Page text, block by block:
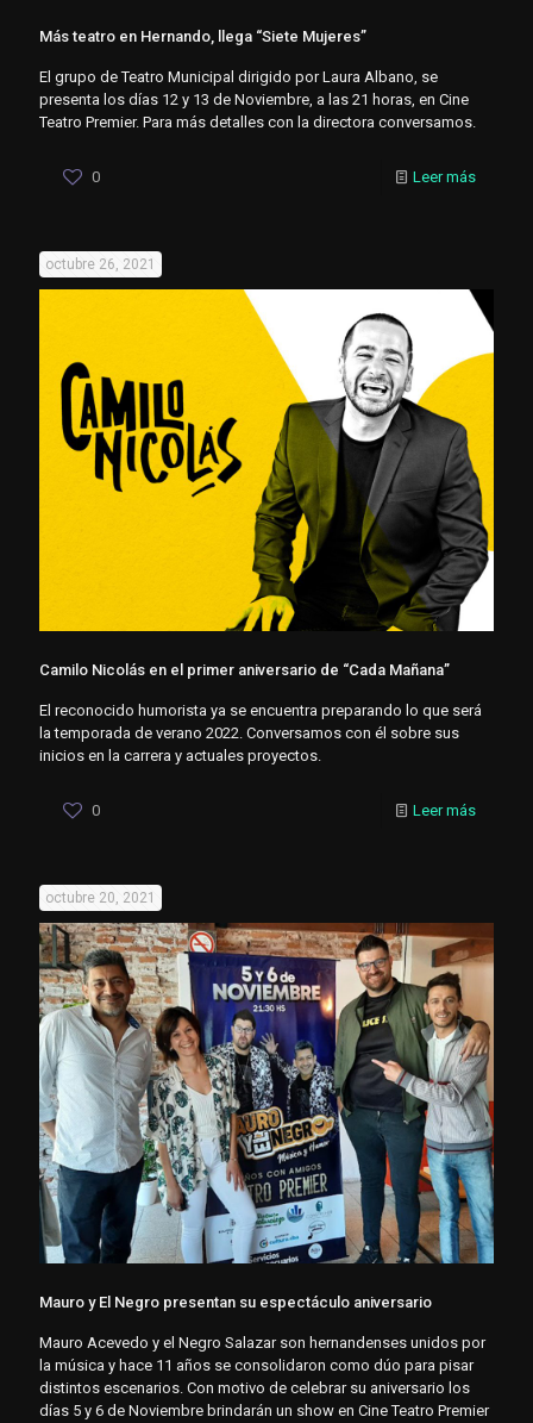
Más teatro en Hernando, llega “Siete Mujeres”
El grupo de Teatro Municipal dirigido por Laura Albano, se
presenta los días 12 y 13 de Noviembre, a las 21 horas, en Cine
Teatro Premier. Para más detalles con la directora conversamos.
0 Leer más
octubre 26, 2021
Camilo Nicolás en el primer aniversario de “Cada Mañana”
El reconocido humorista ya se encuentra preparando lo que será
la temporada de verano 2022. Conversamos con él sobre sus
inicios en la carrera y actuales proyectos.
0 Leer más
octubre 20, 2021
Mauro y El Negro presentan su espectáculo aniversario
Mauro Acevedo y el Negro Salazar son hernandenses unidos por
la música y hace 11 años se consolidaron como dúo para pisar
distintos escenarios. Con motivo de celebrar su aniversario los
días 5 y 6 de Noviembre brindarán un show en Cine Teatro Premier